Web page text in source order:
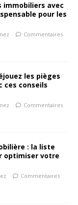
immobiliers avec
pour les
Commentaires
les pièges
ces conseils
Commentaires
: la liste
optimiser votre
Commentaires